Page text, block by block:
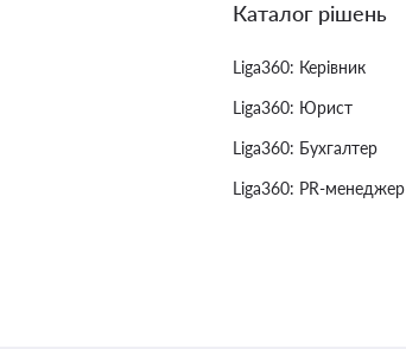
Каталог рішень
Liga360: Керівник
Liga360: Юрист
Liga360: Бухгалтер
Liga360: PR-менеджер